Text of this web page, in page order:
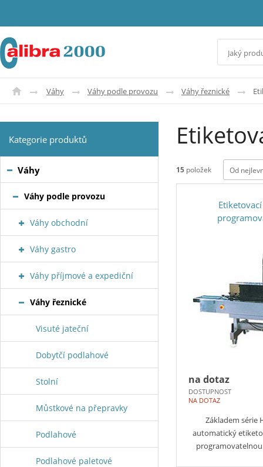
Váhy Váhy podle provozu Váhy řeznické
15 položek Od
na dotaz
DOSTUPNOST
NA DOTAZ
Základem série
automatický
Kategorie produktů
Váhy
Váhy podle provozu
Váhy obchodní
Váhy gastro
Váhy příjmové a expediční
Váhy řeznické
Visuté jateční
Dobytčí podlahové
Stolní
Můstkové na přepravky
Podlahové
Podlahové paletové